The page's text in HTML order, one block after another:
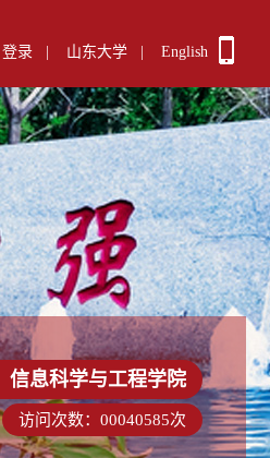
登录 山东大学 English
信息科学与工程学院
访问次数： 00040585次